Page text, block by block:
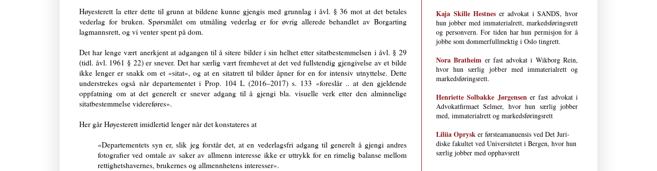
Høyesterett la etter dette til grunn at bildene kunne gjengis med grunnlag i åvl. § 36 mot at det betales
vederlag for bruken. Spørsmålet om utmåling vederlag er for øvrig allerede behandlet av Borgarting
lagmannsrett, og vi venter spent på dom.
Det har lenge vært anerkjent at adgangen til å sitere bilder i sin helhet etter sitatbestemmelsen i åvl. § 29
(tidl. åvl. 1961 § 22) er snever. Det har særlig vært fremhevet at det ved fullstendig gjengivelse av et bilde
ikke lenger er snakk om et «sitat», og at en sitatrett til bilder åpner for en for intensiv utnyttelse. Dette
understrekes også når departementet i Prop. 104 L (2016–2017) s. 133 «foreslår .. at den gjeldende
oppfatning om at det generelt er snever adgang til å gjengi bla. visuelle verk etter den alminnelige
sitatbestemmelse videreføres».
Her går Høyesterett imidlertid lenger når det konstateres at
«Departementets syn er, slik jeg forstår det, at en vederlagsfri adgang til generelt å gjengi andres
fotografier ved omtale av saker av allmenn interesse ikke er uttrykk for en rimelig balanse mellom
rettighetshavernes, brukernes og allmennhetens interesser».
Kaja Skille Hestnes er advokat i SANDS, hvor
hun jobber med immaterial­rett, markeds­førings­rett
og person­vern. For tiden har hun permisjon for å
jobbe som dommerfullmektig i Oslo tingrett.
Nora Bratheim er fast advokat i Wikborg Rein,
hvor hun særlig jobber med immaterialrett og
markedsføringsrett.
Henriette Solbakke Jørgensen er fast advokat i
Advokat­firmaet Selmer, hvor hun særlig jobber
med, immaterial­rett og markedsføringsrett
Liliia Oprysk er førsteamanuensis ved Det Juri­
diske fakultet ved Uni­versi­tetet i Bergen, hvor hun
særlig jobber med opphavsrett